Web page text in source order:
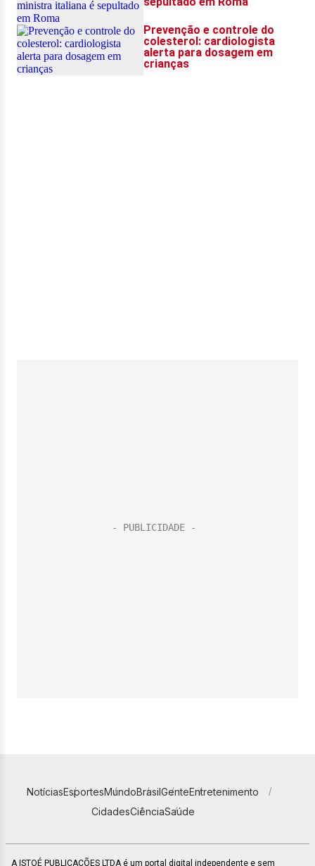
NotíciasEsportesMundoBrasilGenteEntretenimento
CidadesCiênciaSaúde
A ISTOÉ PUBLICAÇÕES LTDA é um portal digital independente e sem